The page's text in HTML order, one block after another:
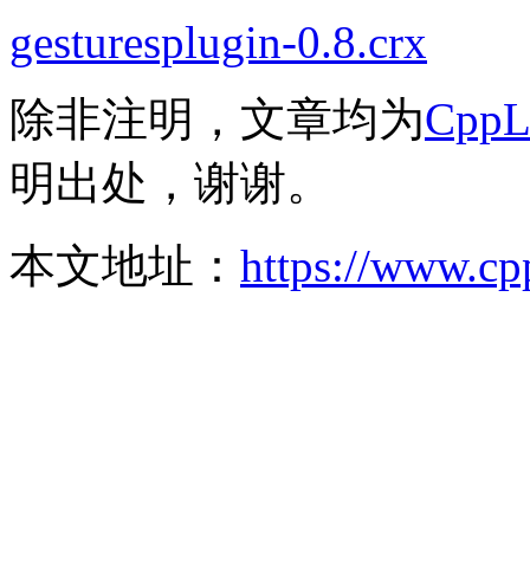
gesturesplugin-0.8.crx
除非注明，文章均为
明出处，谢谢。
本文地址： https://